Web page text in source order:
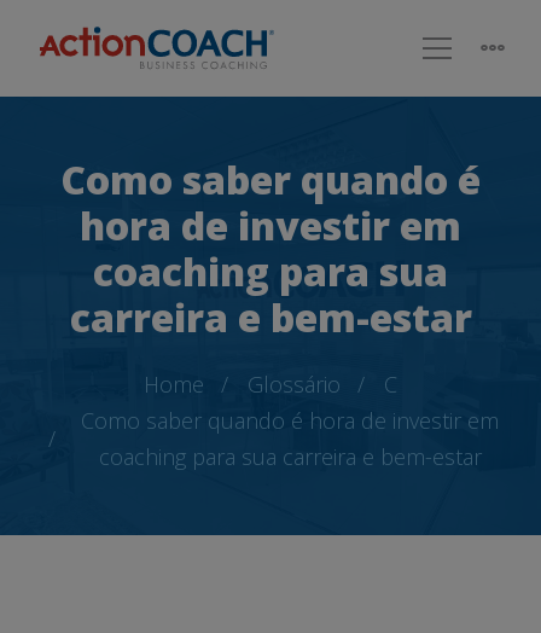
Como saber quando é
hora de investir em
coaching para sua
carreira e bem-estar
Home Glossário
C
Como saber quando é hora de investir em
coaching para sua carreira e bem-estar